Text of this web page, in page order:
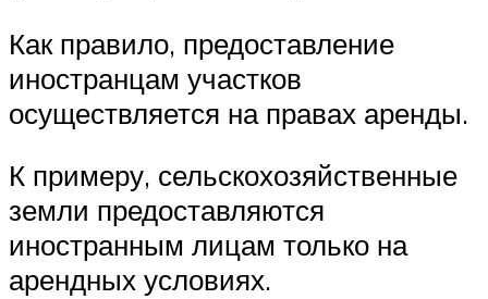
Как правило, предоставление
иностранцам участков
осуществляется на правах аренды.
К примеру, сельскохозяйственные
земли предоставляются
иностранным лицам только на
арендных условиях.